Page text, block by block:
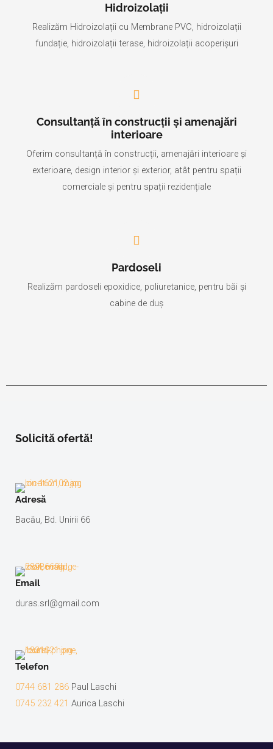
Hidroizolații
Realizăm Hidroizolații cu Membrane PVC, hidroizolații
fundație, hidroizolații terase, hidroizolații acoperișuri
Consultanță în construcții și amenajări
interioare
Oferim consultanță în construcții, amenajări interioare și
exterioare, design interior și exterior, atât pentru spații
comerciale și pentru spații rezidențiale
Pardoseli
Realizăm pardoseli epoxidice, poliuretanice, pentru băi și
cabine de duș
Solicită ofertă!
Adresă
Bacău, Bd. Unirii 66
Email
duras.srl@gmail.com
Telefon
0744 681 286 Paul Laschi
0745 232 421 Aurica Laschi